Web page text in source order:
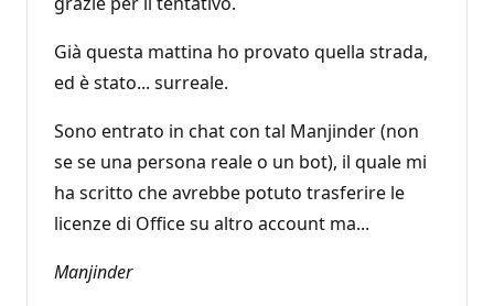
Già questa mattina ho provato quella strada,
ed è stato... surreale.
Sono entrato in chat con tal Manjinder (non
se se una persona reale o un bot), il quale mi
ha scritto che avrebbe potuto trasferire le
licenze di Office su altro account ma...
Manjinder